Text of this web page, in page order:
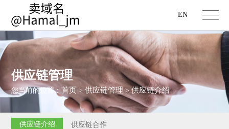
EN
供应链管理
您当前的位置：首页 >供应链管理>供应链介绍
供应链介绍 供应链合作